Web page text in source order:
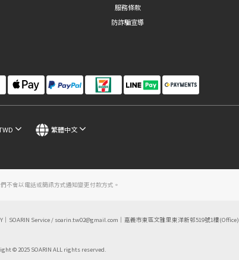
服務條款
防詐騙宣導
繁體中文
不會以電話或簡訊方式通知變更付款方式。
｜SOARIN Service / soarin.tw02@gmail.com｜嘉義市東區文雅里東洋新邨519號1樓(Office)
© 2025 SOARIN ALL rights reserved.